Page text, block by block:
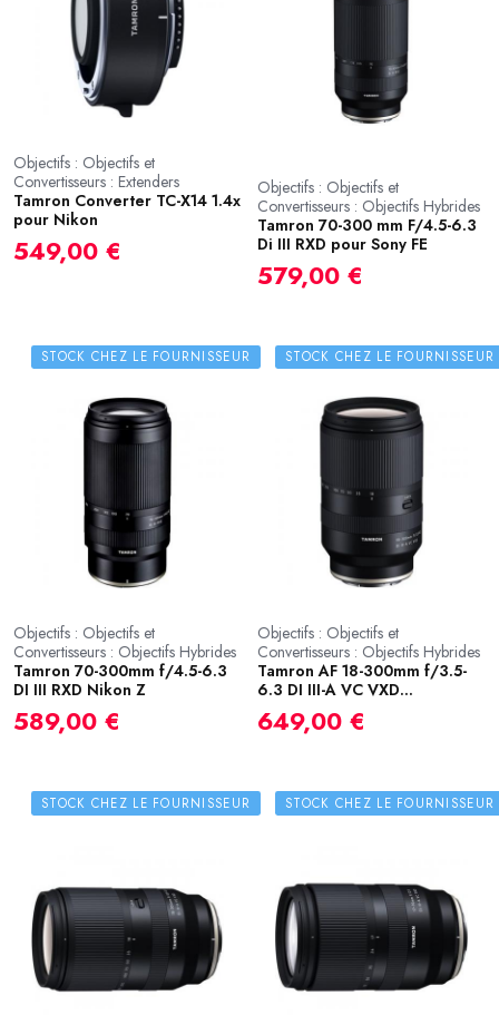
Objectifs : Objectifs et
Convertisseurs : Extenders
Tamron Converter TC-X14 1.4x
pour Nikon
549,00 €
Objectifs : Objectifs et
Convertisseurs : Objectifs Hybrides
Tamron 70-300 mm F/4.5-6.3
Di III RXD pour Sony FE
579,00 €
STOCK CHEZ LE FOURNISSEUR
Objectifs : Objectifs et
Convertisseurs : Objectifs Hybrides
Tamron 70-300mm f/4.5-6.3
DI III RXD Nikon Z
589,00 €
STOCK CHEZ LE FOURNISSEUR
Objectifs : Objectifs et
Convertisseurs : Objectifs Hybrides
Tamron AF 18-300mm f/3.5-
6.3 DI III-A VC VXD...
649,00 €
STOCK CHEZ LE FOURNISSEUR STOCK CHEZ LE FOURNISSEUR